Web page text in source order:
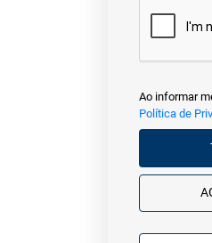
Ao informar
Política de